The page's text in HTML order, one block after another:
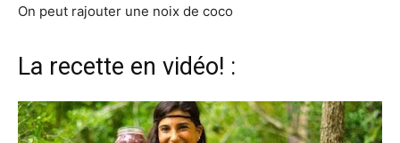
On peut rajouter une noix de coco
La recette en vidéo! :